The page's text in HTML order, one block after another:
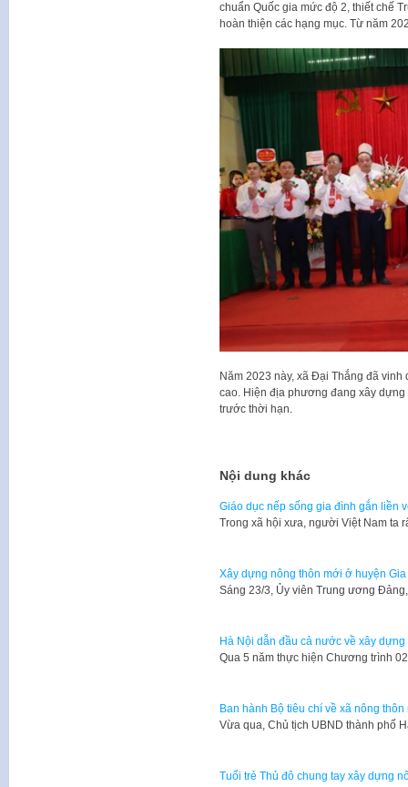
chuẩn Quốc gia mức độ 2, thiết chế
hoàn thiện các hạng mục. Từ năm
Năm 2023 này, xã Đại Thắng đã
cao. Hiện địa phương đang xây
trước thời hạn.
Nội dung khác
Giáo dục nếp sống gia đình gắn liền
​Trong xã hội xưa, người Việt Nam ta
Xây dựng nông thôn mới ở huyện Gia
Sáng 23/3, Ủy viên Trung ương
Hà Nội dẫn đầu cả nước về xây
Qua 5 năm thực hiện Chương trình
Ban hành Bộ tiêu chí về xã nông
Vừa qua, Chủ tịch UBND thành phố
Tuổi trẻ Thủ đô chung tay xây dựng